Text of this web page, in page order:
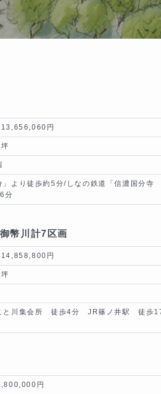
円
より徒歩約5分/しなの鉄道「信濃国分寺
分
幣川計7区画
円
と川集会所 徒歩4分 JR篠ノ井駅 徒歩
円